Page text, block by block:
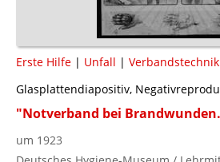
Erste Hilfe | Unfall | Verbandstechnik
Glasplattendiapositiv,
"Notverband bei
um 1923